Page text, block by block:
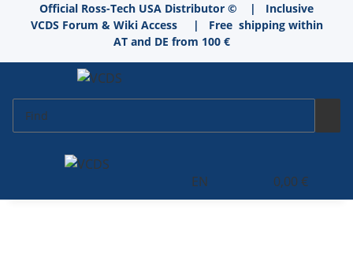
Official Ross-Tech USA Distributor © | Inclusive
VCDS Forum & Wiki Access
| Free shipping within
AT and DE from 100 €
EN 0,00 €